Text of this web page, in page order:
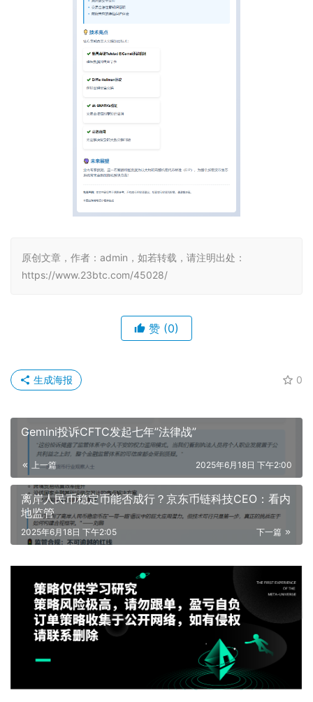
原创文章，作者：admin，如若转载，请注明出处：
https://www.23btc.com/45028/
赞 (0)
0
生成海报
Gemini投诉CFTC发起七年”法律战”
上一篇 2025年6月18日 下午2:00
离岸人民币稳定币能否成行？京东币链科技CEO：看内
地监管
下一篇
2025年6月18日 下午2:05